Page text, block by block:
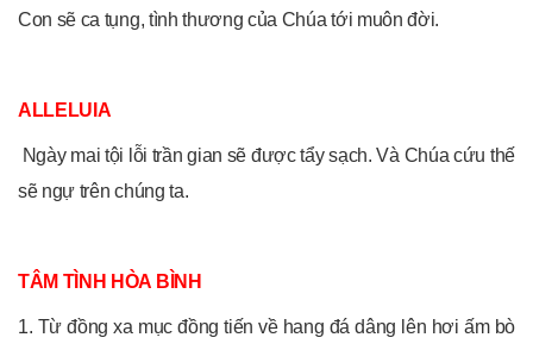
Con sẽ ca tụng, tình thương của Chúa tới muôn đời.
ALLELUIA
Ngày mai tội lỗi trần gian sẽ được tẩy sạch. Và Chúa cứu thế
sẽ ngự trên chúng ta.
TÂM TÌNH HÒA BÌNH
1. Từ đồng xa mục đồng tiến về hang đá dâng lên hơi ấm bò